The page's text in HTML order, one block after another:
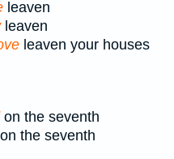
leaven
leaven
leaven your houses
on the seventh
the seventh